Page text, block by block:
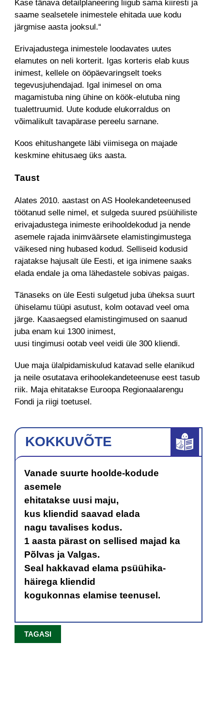
Kase tänava detailplaneering liigub sama kiiresti ja
saame sealsetele inimestele ehitada uue kodu
järgmise aasta jooksul.“
Erivajadustega inimestele loodavates uutes
elamutes on neli korterit. Igas korteris elab kuus
inimest, kellele on ööpäevaringselt toeks
tegevusjuhendajad. Igal inimesel on oma
magamistuba ning ühine on köök-elutuba ning
tualettruumid. Uute kodude elukorraldus on
võimalikult tavapärase pereelu sarnane.
Koos ehitushangete läbi viimisega on majade
keskmine ehitusaeg üks aasta.
Taust
Alates 2010. aastast on AS Hoolekandeteenused
töötanud selle nimel, et sulgeda suured psüühiliste
erivajadustega inimeste erihooldekodud ja nende
asemele rajada inimväärsete elamistingimustega
väikesed ning hubased kodud. Selliseid kodusid
rajatakse hajusalt üle Eesti, et iga inimene saaks
elada endale ja oma lähedastele sobivas paigas.
Tänaseks on üle Eesti sulgetud juba üheksa suurt
ühiselamu tüüpi asutust, kolm ootavad veel oma
järge. Kaasaegsed elamistingimused on saanud
juba enam kui 1300 inimest,
uusi tingimusi ootab veel veidi üle 300 kliendi.
Uue maja ülalpidamiskulud katavad selle elanikud
ja neile osutatava erihoolekandeteenuse eest tasub
riik. Maja ehitatakse Euroopa Regionaalarengu
Fondi ja riigi toetusel.
KOKKUVÕTE
Vanade suurte hoolde-kodude
asemele
ehitatakse uusi maju,
kus kliendid saavad elada
nagu tavalises kodus.
1 aasta pärast on sellised majad ka
Põlvas ja Valgas.
Seal hakkavad elama psüühika-
häirega kliendid
kogukonnas elamise teenusel.
TAGASI